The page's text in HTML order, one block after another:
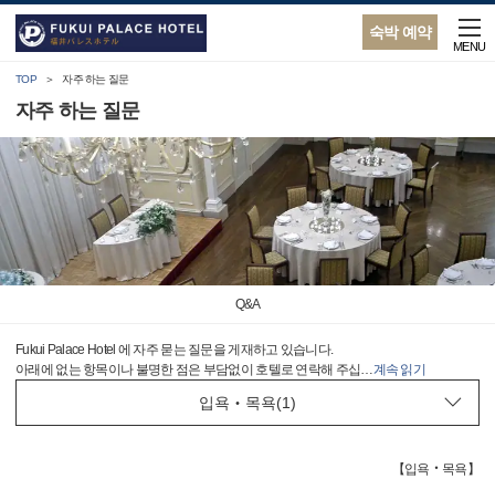
숙박 예약
MENU
TOP 자주 하는 질문
자주 하는 질문
Q&A
Fukui Palace Hotel 에 자주 묻는 질문을 게재하고 있습니다.
아래에 없는 항목이나 불명한 점은 부담없이 호텔로 연락해 주십…계속 읽기
【입욕‧목욕 】